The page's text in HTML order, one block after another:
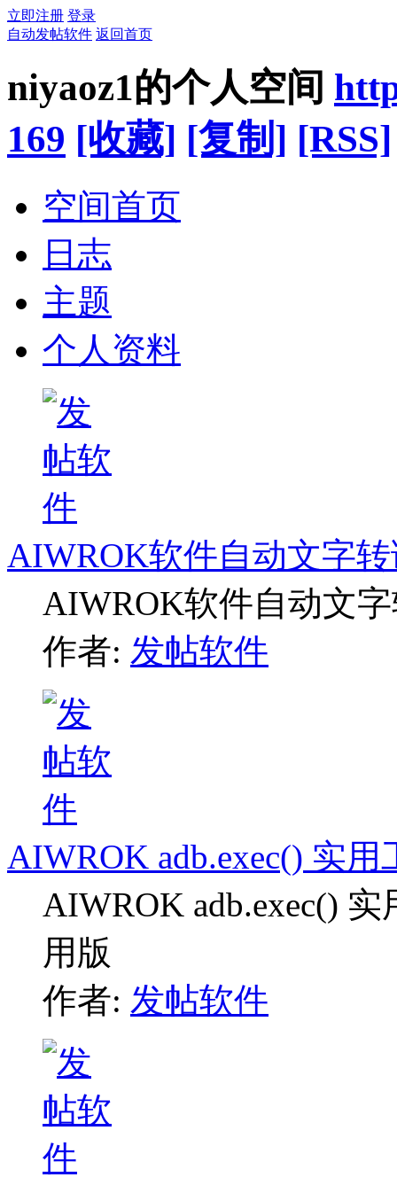
立即注册 登录
自动发帖软件 返回首页
niyaoz1的个人空间
169 [收藏] [复制] [RSS]
空间首页
日志
主题
个人资料
AIWROK软件自动文字
AIWROK软件自动文
作者: 发帖软件
AIWROK adb.exec() 实
AIWROK adb.exec()
用版
作者: 发帖软件